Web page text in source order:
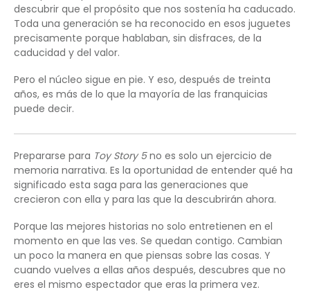
descubrir que el propósito que nos sostenía ha caducado.
Toda una generación se ha reconocido en esos juguetes
precisamente porque hablaban, sin disfraces, de la
caducidad y del valor.
Pero el núcleo sigue en pie. Y eso, después de treinta
años, es más de lo que la mayoría de las franquicias
puede decir.
Prepararse para Toy Story 5no es solo un ejercicio de
memoria narrativa. Es la oportunidad de entender qué ha
significado esta saga para las generaciones que
crecieron con ella y para las que la descubrirán ahora.
Porque las mejores historias no solo entretienen en el
momento en que las ves. Se quedan contigo. Cambian
un poco la manera en que piensas sobre las cosas. Y
cuando vuelves a ellas años después, descubres que no
eres el mismo espectador que eras la primera vez.